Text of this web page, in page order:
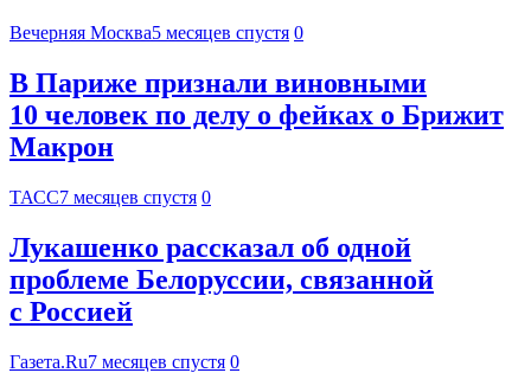
Вечерняя Москва5 месяцев спустя 0
В Париже признали виновными
10 человек по делу о фейках о Брижит
Макрон
ТАСС7 месяцев спустя 0
Лукашенко рассказал об одной
проблеме Белоруссии, связанной
с Россией
Газета.Ru7 месяцев спустя 0